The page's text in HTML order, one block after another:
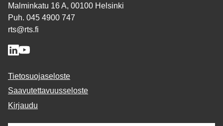
Malminkatu 16 A, 00100 Helsinki
Puh. 045 4900 747
rts@rts.fi
Tietosuojaseloste
Saavutettavuusseloste
Kirjaudu